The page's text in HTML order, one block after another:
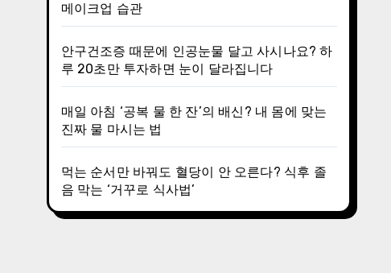
메이크업 습관
안구건조증 때문에 인공눈물 달고 사시나요? 하
루 20초만 투자하면 눈이 달라집니다
매일 아침 ‘공복 물 한 잔’의 배신? 내 몸에 맞는
진짜 물 마시는 법
먹는 순서만 바꿔도 혈당이 안 오른다? 식후 졸
음 막는 ‘거꾸로 식사법’